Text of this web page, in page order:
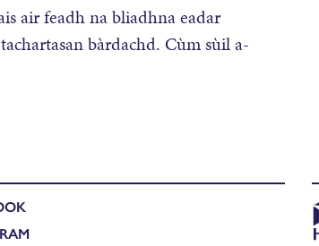
air feadh na bliadhna eadar
bàrdachd. Cùm sùil a-